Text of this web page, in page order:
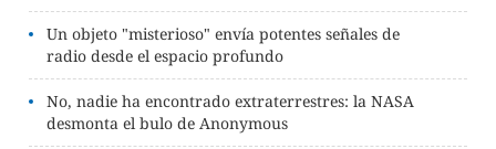
Un objeto "misterioso" envía potentes señales de
radio desde el espacio profundo
No, nadie ha encontrado extraterrestres: la NASA
desmonta el bulo de Anonymous